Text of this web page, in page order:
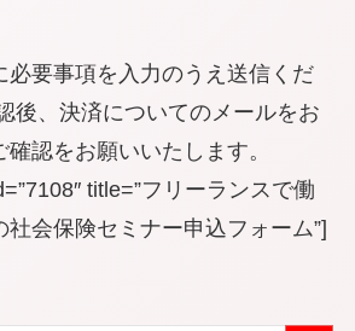
必要事項を入力のうえ送信くだ
後、決済についてのメールをお
認をお願いいたします。
title=”フリーランスで働
社会保険セミナー申込フォーム”]